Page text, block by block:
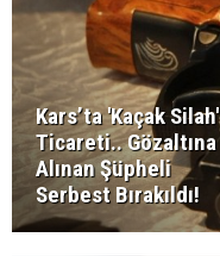
Kars’ta 'Kaçak Silah'
Ticareti.. Gözaltına
Alınan Şüpheli
Serbest Bırakıldı!